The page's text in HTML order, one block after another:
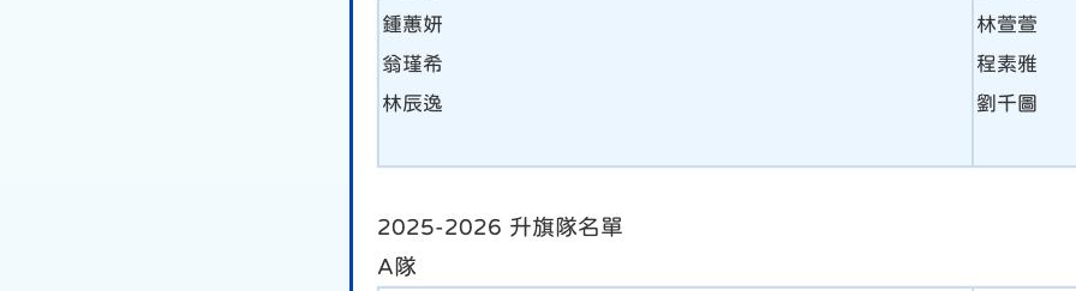
鍾蕙妍
翁瑾希
林辰逸
林萱萱
程素雅
劉千圖
2025-2026 升旗隊名單
A隊